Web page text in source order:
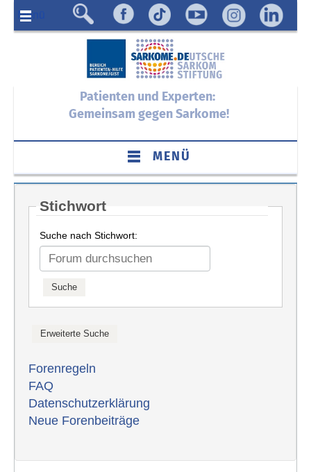
Menü
Patienten und Experten:
Gemeinsam gegen Sarkome!
MENÜ
Stichwort
Suche nach Stichwort:
Forenregeln
FAQ
Datenschutzerklärung
Neue Forenbeiträge